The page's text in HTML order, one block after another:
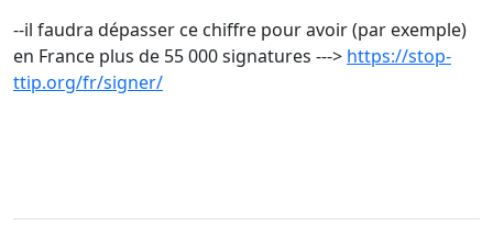
--il faudra dépasser ce chiffre pour avoir (par exemple)
en France plus de 55 000 signatures ---> https://stop-
ttip.org/fr/signer/